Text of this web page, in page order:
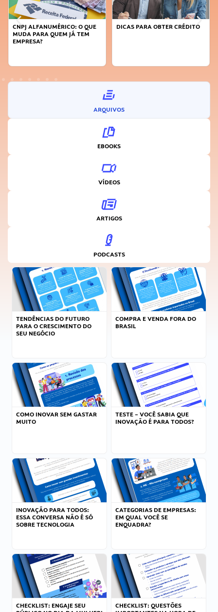
CNPJ ALFANUMÉRICO: O QUE
MUDA PARA QUEM JÁ TEM
EMPRESA?
DICAS PARA OBTER CRÉDITO
ARQUIVOS
EBOOKS
VÍDEOS
ARTIGOS
PODCASTS
TENDÊNCIAS DO FUTURO
PARA O CRESCIMENTO DO
SEU NEGÓCIO
COMPRA E VENDA FORA DO
BRASIL
COMO INOVAR SEM GASTAR
MUITO
TESTE – VOCÊ SABIA QUE
INOVAÇÃO É PARA TODOS?
INOVAÇÃO PARA TODOS:
ESSA CONVERSA NÃO É SÓ
SOBRE TECNOLOGIA
CATEGORIAS DE EMPRESAS:
EM QUAL VOCÊ SE
ENQUADRA?
CHECKLIST: ENGAJE SEU
CHECKLIST: QUESTÕES